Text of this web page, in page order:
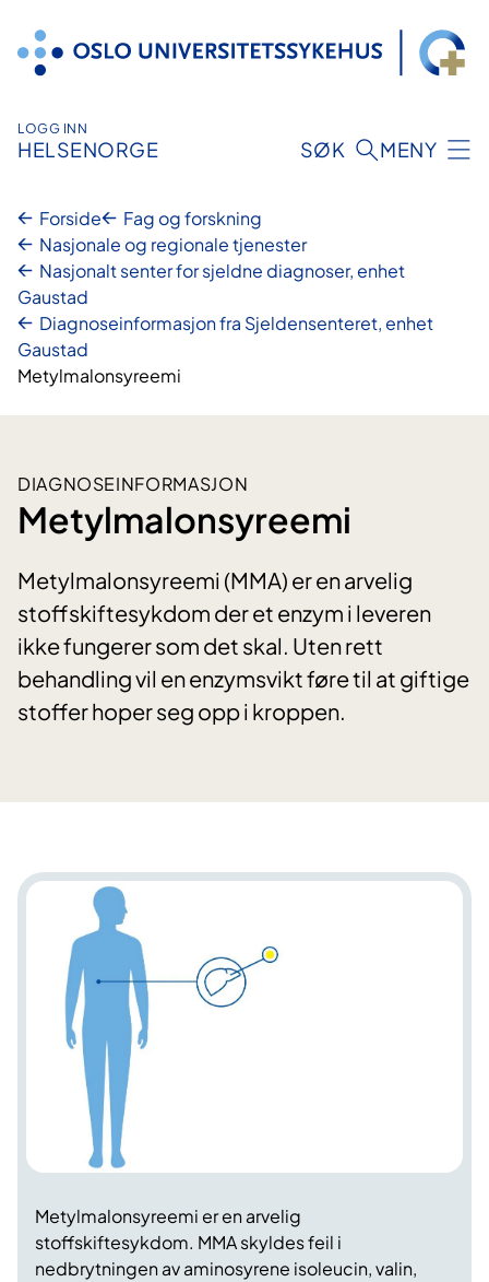
innhold
LOGG INN
HELSENORGE SØK MENY
Forside
Fag og forskning
Nasjonale og regionale tjenester
Nasjonalt senter for sjeldne diagnoser, enhet
Gaustad
Diagnoseinformasjon fra Sjeldensenteret, enhet
Gaustad
Metylmalonsyreemi
DIAGNOSEINFORMASJON
Metylmalonsyreemi
Metylmalonsyreemi (MMA) er en arvelig
stoffskiftesykdom der et enzym i leveren
ikke fungerer som det skal. Uten rett
behandling vil en enzymsvikt føre til at giftige
stoffer hoper seg opp i kroppen.
Metylmalonsyreemi er en arvelig
stoffskiftesykdom. MMA skyldes feil i
nedbrytningen av aminosyrene isoleucin, valin,